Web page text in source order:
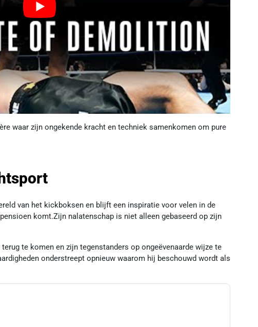
waar zijn ongekende kracht en techniek samenkomen om pure
van het kickboksen en blijft een inspiratie voor velen in de
komt.Zijn nalatenschap is niet alleen gebaseerd op zijn
te komen en zijn tegenstanders op ongeëvenaarde wijze te
onderstreept opnieuw waarom hij beschouwd wordt als